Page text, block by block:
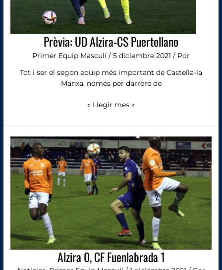
Prèvia: UD Alzira-CS Puertollano
Primer Equip Masculí / 5 diciembre 2021 / Por
Tot i ser el segon equip més important de Castella-la
Manxa, només per darrere de
« Llegir mes »
Alzira 0, CF Fuenlabrada 1
0,
CF
Fuenlabrada
1